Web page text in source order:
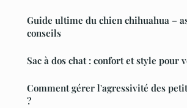
Guide ultime du chien chihuahua –
conseils
Sac à dos chat : confort et style pour
Comment gérer l'agressivité des
?